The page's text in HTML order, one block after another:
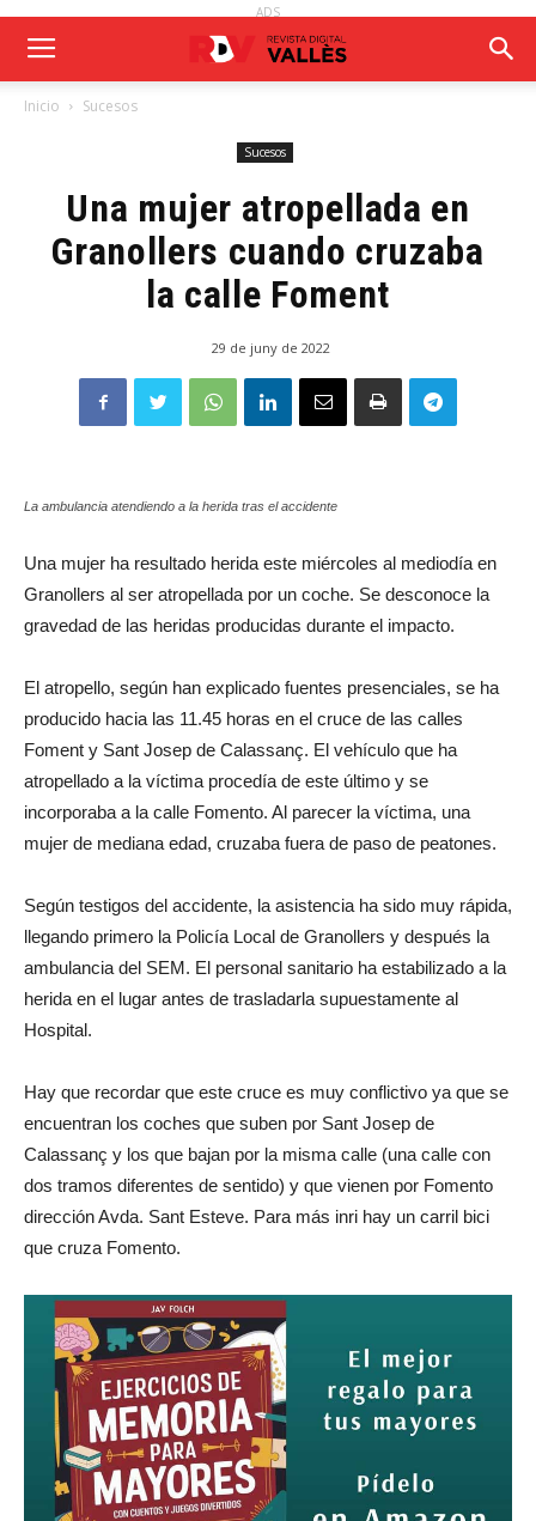
ADS
Inicio Sucesos
Sucesos
Una mujer atropellada en
Granollers cuando cruzaba
la calle Foment
29 de juny de 2022
La ambulancia atendiendo a la herida tras el accidente
Una mujer ha resultado herida este miércoles al mediodía en
Granollers al ser atropellada por un coche. Se desconoce la
gravedad de las heridas producidas durante el impacto.
El atropello, según han explicado fuentes presenciales, se ha
producido hacia las 11.45 horas en el cruce de las calles
Foment y Sant Josep de Calassanç. El vehículo que ha
atropellado a la víctima procedía de este último y se
incorporaba a la calle Fomento. Al parecer la víctima, una
mujer de mediana edad, cruzaba fuera de paso de peatones.
Según testigos del accidente, la asistencia ha sido muy rápida,
llegando primero la Policía Local de Granollers y después la
ambulancia del SEM. El personal sanitario ha estabilizado a la
herida en el lugar antes de trasladarla supuestamente al
Hospital.
Hay que recordar que este cruce es muy conflictivo ya que se
encuentran los coches que suben por Sant Josep de
Calassanç y los que bajan por la misma calle (una calle con
dos tramos diferentes de sentido) y que vienen por Fomento
dirección Avda. Sant Esteve. Para más inri hay un carril bici
que cruza Fomento.